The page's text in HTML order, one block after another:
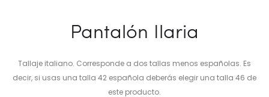
Pantalón Ilaria
Tallaje italiano. Corresponde a dos tallas menos españolas. Es
decir, si usas una talla 42 española deberás elegir una talla 46 de
este producto.